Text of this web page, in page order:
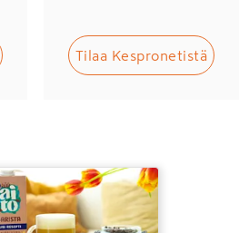
Tilaa Kespronetistä